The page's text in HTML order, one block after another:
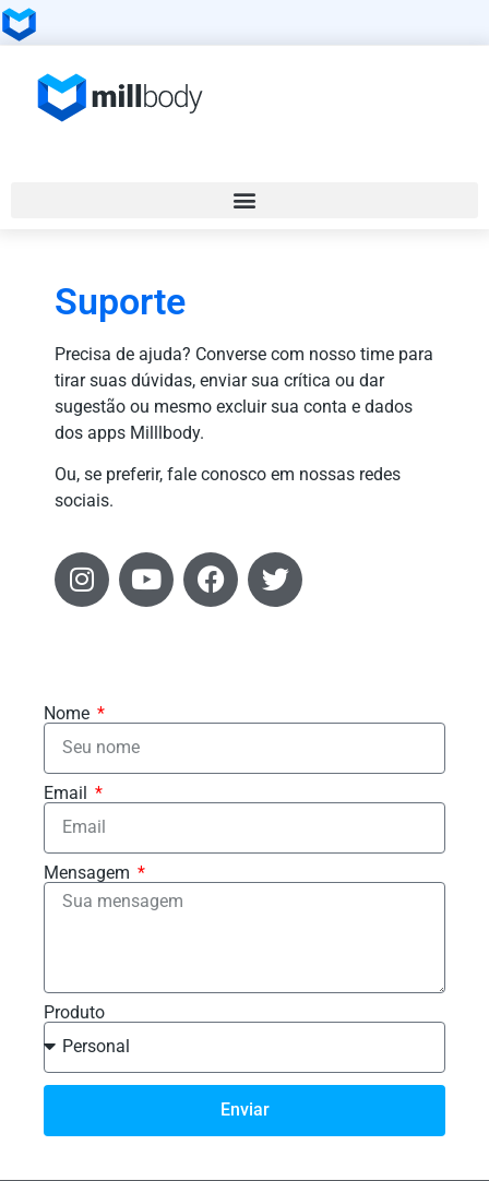
Suporte
Precisa de ajuda? Converse com nosso time para
tirar suas dúvidas, enviar sua crítica ou dar
sugestão ou mesmo excluir sua conta e dados
dos apps Milllbody.
Ou, se preferir, fale conosco em nossas redes
sociais.
Nome
Email
Mensagem
Produto
Enviar